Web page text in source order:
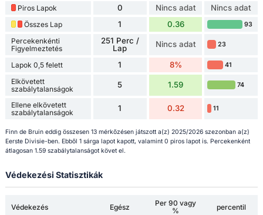
Piros Lapok 0 Nincs adat Nincs adat
Összes Lap 1 0.36 93
Percekenkénti
Figyelmeztetés
251 Perc /
Lap
Nincs adat 23
Lapok 0,5 felett 1 8% 41
Elkövetett
szabálytalanságok
5 1.59 74
Ellene elkövetett
szabálytalanságok
1 0.32 11
Finn de Bruin eddig összesen 13 mérkőzésen játszott a(z) 2025/2026 szezonban a(z)
Eerste Divisie-ben. Ebből 1 sárga lapot kapott, valamint 0 piros lapot is. Percekenként
átlagosan 1.59 szabálytalanságot követ el.
Védekezési Statisztikák
Védekezés Egész
Per 90 vagy
%
percentil